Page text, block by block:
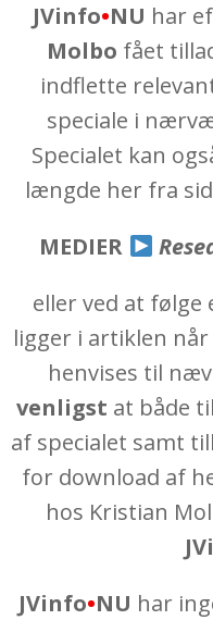
JVinfo•NU har
Molbo fået
indflette
speciale i
Specialet kan
længde her fra
MEDIER
eller ved at følge
ligger i artiklen
henvises til
venligst at både
af specialet samt
for download af
hos Kristian
JVinfo•NU har